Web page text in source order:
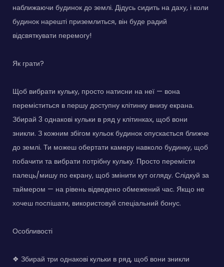
наближаючи будинок до землі. Дідусь сидить на даху, і коли
будинок нарешті приземлиться, він буде радий
відсвяткувати перемогу!
Як грати?
Щоб вибрати кульку, просто натисни на неї — вона
переміститься в першу доступну клітинку внизу екрана.
Збирай 3 однакові кульки в ряд у клітинках, щоб вони
зникли. З кожним збігом кульок будинок опускається ближче
до землі. Ти можеш обертати камеру навколо будинку, щоб
побачити та вибрати потрібну кульку. Просто перемісти
палець/мишу по екрану, щоб змінити кут огляду. Слідкуй за
таймером — на рівень відведено обмежений час. Якщо не
хочеш поспішати, використовуй спеціальний бонус.
Особливості
❖ Збирай три однакові кульки в ряд, щоб вони зникли